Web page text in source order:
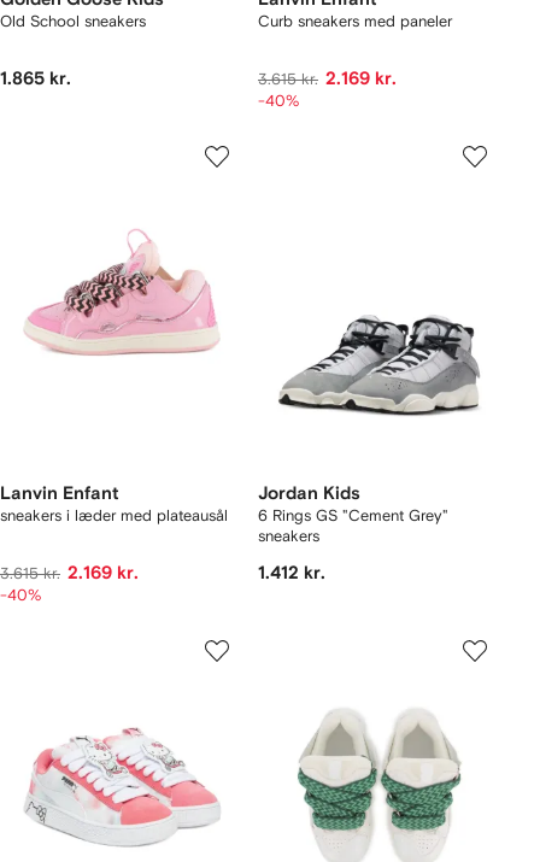
Old School sneakers
1.865 kr.
Curb sneakers med paneler
3.615 kr. 2.169 kr.
-40%
Lanvin Enfant
sneakers i læder med plateausål
3.615 kr. 2.169 kr.
-40%
Jordan Kids
6 Rings GS "Cement Grey"
sneakers
1.412 kr.